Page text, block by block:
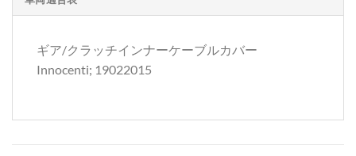
ギア/クラッチインナーケーブルカバー
Innocenti; 19022015